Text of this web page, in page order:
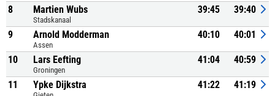
8 Martien Wubs
Stadskanaal
39:45 39:40
9 Arnold Modderman
Assen
40:10 40:01
10 Lars Eefting
Groningen
41:04 40:59
11 Ypke Dijkstra 41:22 41:19